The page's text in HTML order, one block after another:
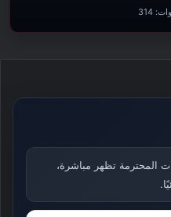
314
المحترمة تظهر مباشرة،